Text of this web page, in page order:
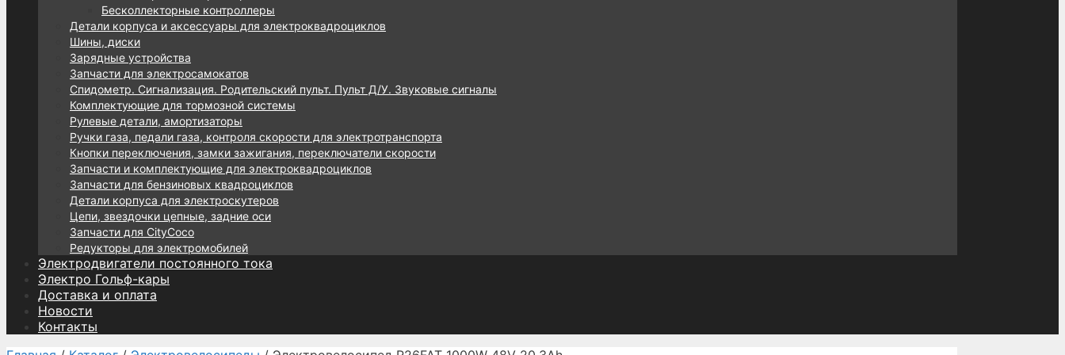
Бесколлекторные контроллеры
Детали корпуса и аксессуары для электроквадроциклов
Шины, диски
Зарядные устройства
Запчасти для электросамокатов
Спидометр. Сигнализация. Родительский пульт. Пульт Д/У. Звуковые сигналы
Комплектующие для тормозной системы
Рулевые детали, амортизаторы
Ручки газа, педали газа, контроля скорости для электротранспорта
Кнопки переключения, замки зажигания, переключатели скорости
Запчасти и комплектующие для электроквадроциклов
Запчасти для бензиновых квадроциклов
Детали корпуса для электроскутеров
Цепи, звездочки цепные, задние оси
Запчасти для CityCoco
Редукторы для электромобилей
Электродвигатели постоянного тока
Электро Гольф-кары
Доставка и оплата
Новости
Контакты